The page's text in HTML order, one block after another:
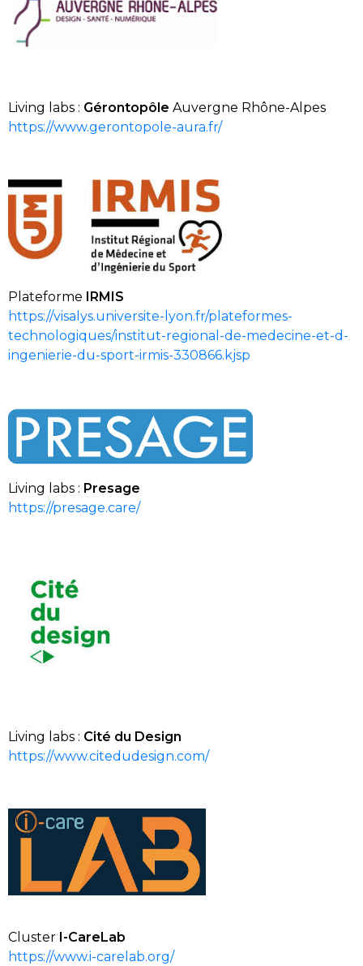
Living labs : Gérontopôle Auvergne Rhône-Alpes
https://www.gerontopole-aura.fr/
Plateforme
IRMIS
https://visalys.universite-lyon.fr/plateformes-
technologiques/institut-regional-de-medecine-et-d-
ingenierie-du-sport-irmis-330866.kjsp
Living labs : Presage
https://presage.care/
Living labs : Cité du Design
https://www.citedudesign.com/
Cluster I-CareLab
https://www.i-carelab.org/